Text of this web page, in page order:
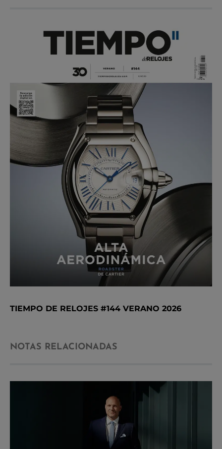
TIEMPO DE RELOJES #144 VERANO 2026
NOTAS RELACIONADAS